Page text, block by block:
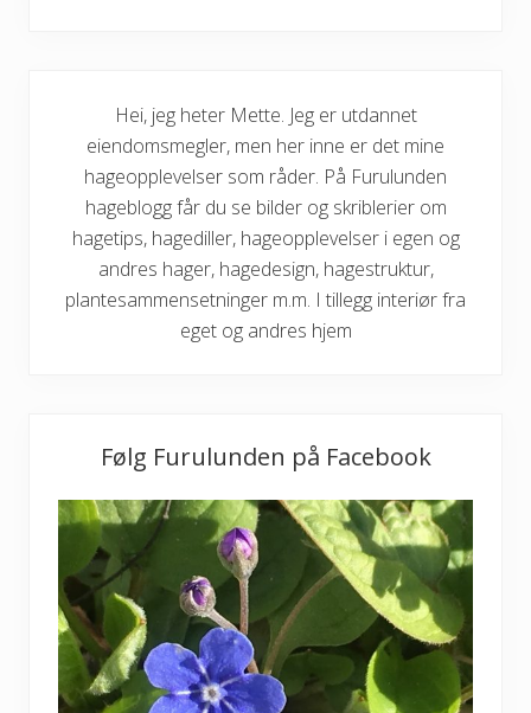
Hei, jeg heter Mette. Jeg er utdannet
eiendomsmegler, men her inne er det mine
hageopplevelser som råder. På Furulunden
hageblogg får du se bilder og skriblerier om
hagetips, hagediller, hageopplevelser i egen og
andres hager, hagedesign, hagestruktur,
plantesammensetninger m.m. I tillegg interiør fra
eget og andres hjem
Følg Furulunden på Facebook